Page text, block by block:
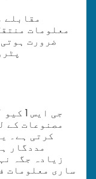
مقابلے
معلومات
جی
مصنوعات کے
کرتی ہے۔
مددگار
زیادہ جگہ
ساری معلومات